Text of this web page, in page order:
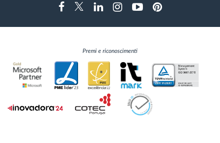
FacebookTwitterLinkedinInstragramYoutubePinterest
Premi e riconoscimenti